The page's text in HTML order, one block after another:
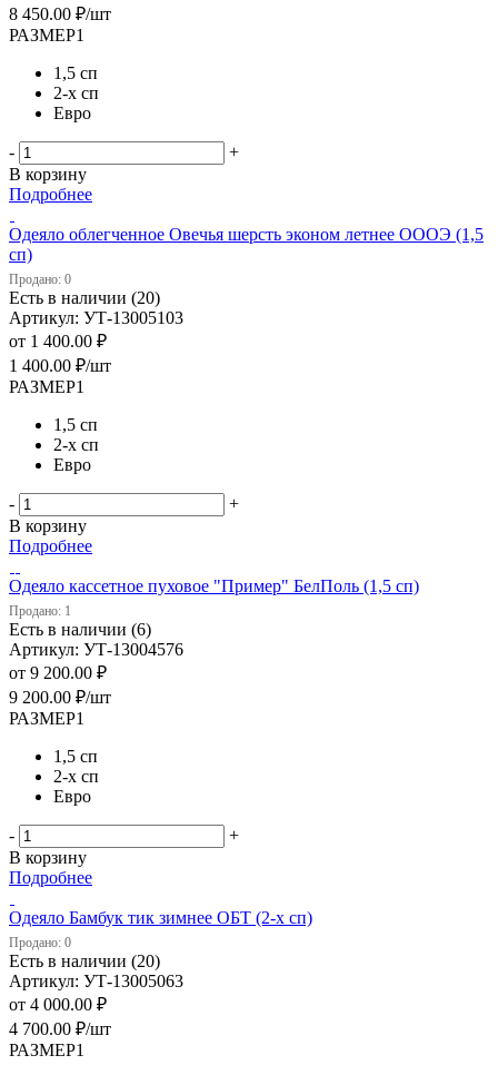
8 450.00 ₽/шт
РАЗМЕР1
1,5 сп
2-х сп
Евро
-
+
В корзину
Подробнее
Одеяло облегченное Овечья шерсть эконом летнее ОООЭ (1,5
сп)
Продано: 0
Есть в наличии (20)
Артикул: УТ-13005103
от 1 400.00 ₽
1 400.00 ₽/шт
РАЗМЕР1
1,5 сп
2-х сп
Евро
-
+
В корзину
Подробнее
Одеяло кассетное пуховое "Пример" БелПоль (1,5 сп)
Продано: 1
Есть в наличии (6)
Артикул: УТ-13004576
от 9 200.00 ₽
9 200.00 ₽/шт
РАЗМЕР1
1,5 сп
2-х сп
Евро
-
+
В корзину
Подробнее
Одеяло Бамбук тик зимнее ОБТ (2-х сп)
Продано: 0
Есть в наличии (20)
Артикул: УТ-13005063
от 4 000.00 ₽
4 700.00 ₽/шт
РАЗМЕР1